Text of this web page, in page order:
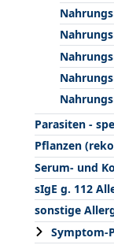
Parasiten -
Pflanzen
Serum- und
sIgE g. 112
sonstige
Symptom-